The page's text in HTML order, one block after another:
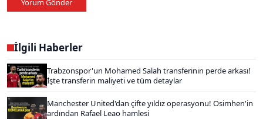
Yorum Gönder
İlgili Haberler
Trabzonspor'un Mohamed Salah transferinin perde arkası!
İşte transferin maliyeti ve tüm detaylar
Manchester United'dan çifte yıldız operasyonu! Osimhen'in
ardından Rafael Leao hamlesi